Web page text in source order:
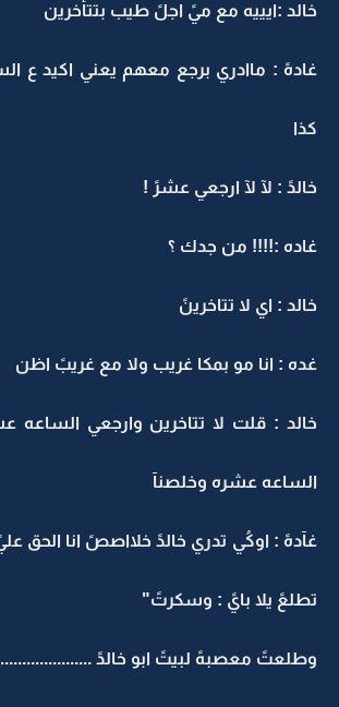
خالد :ايييه مع ميً اجلً طيب بتتأخرين
كذا
خالدً : لآ لآ ارجعي عشرً !
غاده :!!!! من جدك ؟
خالد : اي لا تتاخرينً
غده : انا مو بمكا غريب ولا مع غريبً اظن
خالد : قلت لا تتاخرين وارجعي الساعه
الساعه عشره وخلصنآ
غآدهً : اوكُي تدري خالدً خلااصصً انا الحق
تطلعً يلا بايً : وسكرتً"
وطلعتً معصبهً لبيتً ابو خالدً